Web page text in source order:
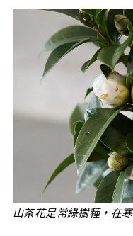
山茶花是常綠樹種，在